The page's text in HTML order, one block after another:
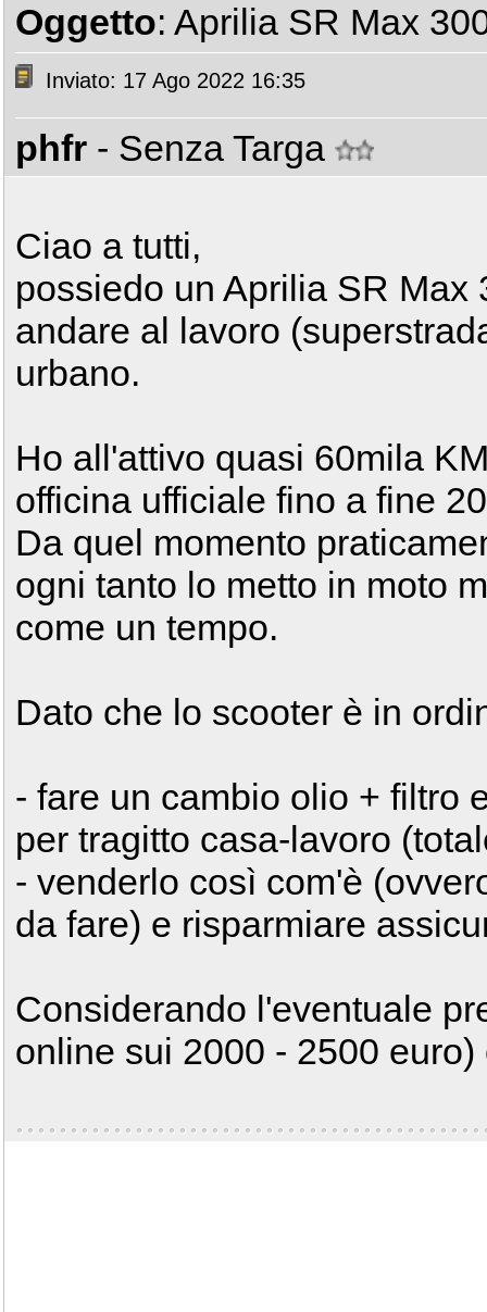
Oggetto: Aprilia SR Max
Inviato: 17 Ago 2022 16:35
phfr - Senza Targa
Ciao a tutti,
possiedo un Aprilia SR
andare al lavoro
urbano.
Ho all'attivo quasi 60mila
officina ufficiale fino a fine
Da quel momento
ogni tanto lo metto in moto
come un tempo.
Dato che lo scooter è in
- fare un cambio olio + filtro
per tragitto casa-lavoro
- venderlo così com'è
da fare) e risparmiare
Considerando l'eventuale
online sui 2000 - 2500